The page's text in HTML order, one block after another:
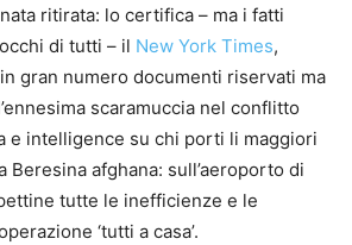
ritirata: lo certifica – ma i fatti
di tutti – il New York Times,
gran numero documenti riservati ma
scaramuccia nel conflitto
e intelligence su chi porti li maggiori
Beresina afghana: sull’aeroporto di
tutte le inefficienze e le
‘tutti a casa’.